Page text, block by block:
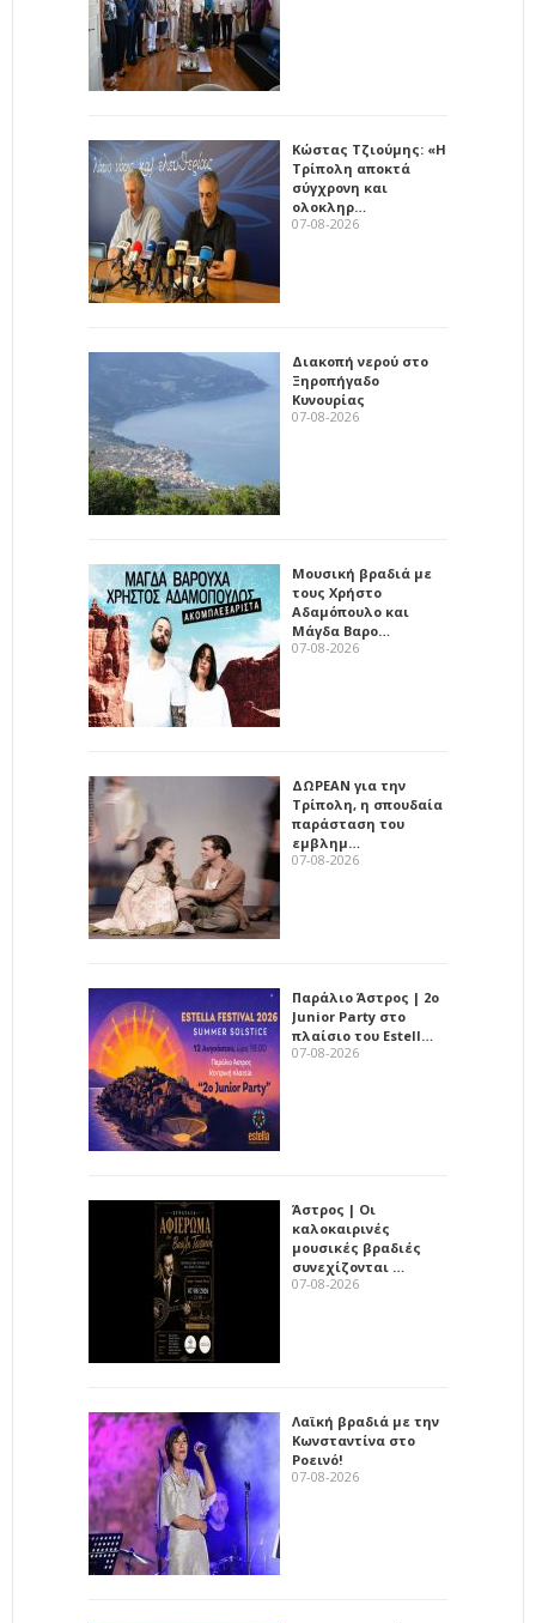
Κώστας Τζιούμης: «Η
Τρίπολη αποκτά
σύγχρονη και
ολοκληρ…
07-08-2026
Διακοπή νερού στο
Ξηροπήγαδο
Κυνουρίας
07-08-2026
Μουσική βραδιά με
τους Χρήστο
Αδαμόπουλο και
Μάγδα Βαρο…
07-08-2026
ΔΩΡΕΑΝ για την
Τρίπολη, η σπουδαία
παράσταση του
εμβλημ…
07-08-2026
Παράλιο Άστρος | 2ο
Junior Party στο
πλαίσιο του Estell…
07-08-2026
Άστρος | Οι
καλοκαιρινές
μουσικές βραδιές
συνεχίζονται …
07-08-2026
Λαϊκή βραδιά με την
Κωνσταντίνα στο
Ροεινό!
07-08-2026